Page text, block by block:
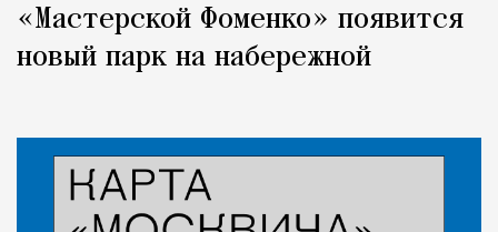
«Мастерской Фоменко» появится
новый парк на набережной